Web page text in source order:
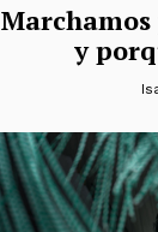
y